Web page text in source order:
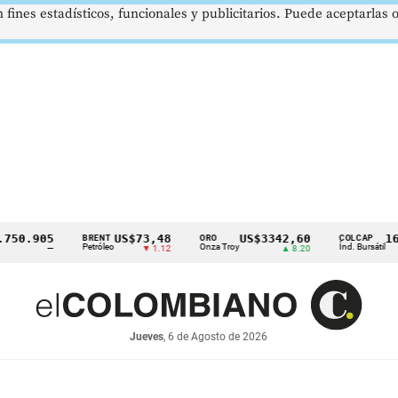
BRENT
Petróleo
US$73,48
▼ 1.12
ORO
Onza Troy
US$3342,60 COLCAP
Índ. Bursátil
Jueves, 6 de Agosto de 2026
estadísticos, funcionales y publicitarios. Puede aceptarlas